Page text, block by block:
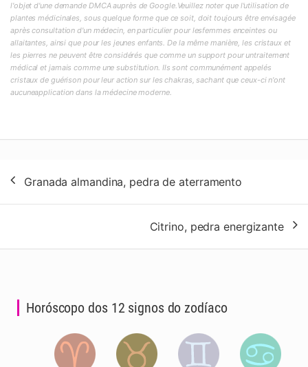
l'objet d'une demande DMCA auprès de Google.Veuillez noter que l'utilisation de
plantes médicinales, sous quelque forme que ce soit, doit toujours être envisagée
après consultation d'un médecin, en particulier pour lesfemmes enceintes ou
allaitantes, ainsi que pour les jeunes enfants. De la même manière, les cristaux et
les pierres ne peuvent être considérés que comme un support pour untraitement
médical et jamais comme une substitution. Ils sont communément appelés
cristaux de guérison pour leur action sur les chakras, sachant que ceux-ci n'ont
aucuneapplication dans la médecine moderne.
de
artigos
Granada almandina, pedra de aterramento
Citrino, pedra energizante
Horóscopo dos 12 signos do zodíaco